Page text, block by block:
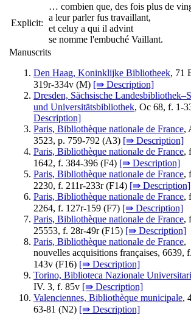
Explicit:
… combien que, des fois plus de
a leur parler fus travaillant,
et celuy a qui il advint
se nomme l'embuché Vaillant.
Manuscrits
Den Haag, Koninklijke Bibliotheek, 71
319r-334v (M) [⇛ Description]
Dresden, Sächsische
und Universitätsbibliothek, Oc 68, f. 1-
Description]
Paris, Bibliothèque nationale de France,
3523, p. 759-792 (A3) [⇛ Description]
Paris, Bibliothèque nationale de France,
1642, f. 384-396 (F4) [⇛ Description]
Paris, Bibliothèque nationale de France,
2230, f. 211r-233r (F14) [⇛ Description]
Paris, Bibliothèque nationale de France,
2264, f. 127r-159 (F7) [⇛ Description]
Paris, Bibliothèque nationale de France,
25553, f. 28r-49r (F15) [⇛ Description]
Paris, Bibliothèque nationale de France,
nouvelles acquisitions françaises, 6639,
143v (F16) [⇛ Description]
Torino, Biblioteca Nazionale
IV. 3, f. 85v [⇛ Description]
Valenciennes, Bibliothèque municipale,
63-81 (N2) [⇛ Description]